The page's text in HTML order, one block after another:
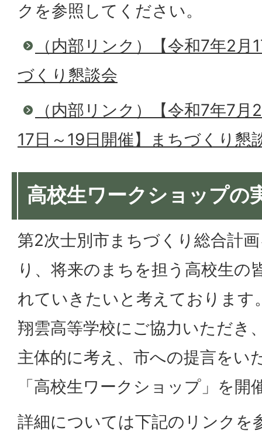
クを参照してください。
（内部リンク）【令和7年2
づくり懇談会
（内部リンク）【令和7年7
17日～19日開催】まちづくり懇
高校生ワークショップの
第2次士別市まちづくり総合計
り、将来のまちを担う高校生の
れていきたいと考えております
翔雲高等学校にご協力いただき
主体的に考え、市への提言をい
「高校生ワークショップ」を開
詳細については下記のリンクを